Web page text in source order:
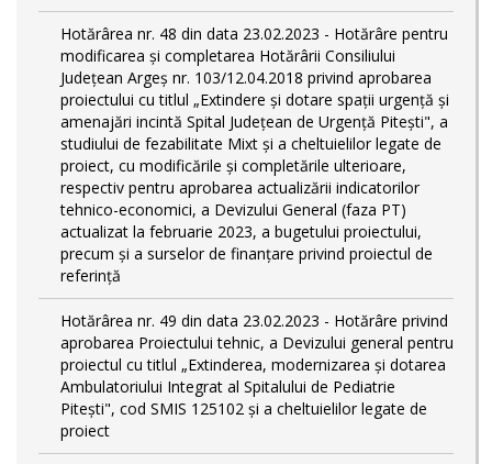
Hotărârea nr. 48 din data 23.02.2023 - Hotărâre pentru
modificarea și completarea Hotărârii Consiliului
Județean Argeș nr. 103/12.04.2018 privind aprobarea
proiectului cu titlul „Extindere și dotare spații urgență și
amenajări incintă Spital Județean de Urgență Pitești", a
studiului de fezabilitate Mixt și a cheltuielilor legate de
proiect, cu modificările și completările ulterioare,
respectiv pentru aprobarea actualizării indicatorilor
tehnico-economici, a Devizului General (faza PT)
actualizat la februarie 2023, a bugetului proiectului,
precum și a surselor de finanțare privind proiectul de
referință
Hotărârea nr. 49 din data 23.02.2023 - Hotărâre privind
aprobarea Proiectului tehnic, a Devizului general pentru
proiectul cu titlul „Extinderea, modernizarea și dotarea
Ambulatoriului Integrat al Spitalului de Pediatrie
Pitești", cod SMIS 125102 și a cheltuielilor legate de
proiect